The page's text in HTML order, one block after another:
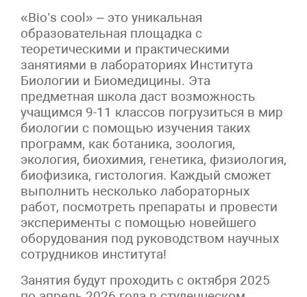
«Bio’s cool» – это уникальная
образовательная площадка с
теоретическими и практическими
занятиями в лабораториях Института
Биологии и Биомедицины. Эта
предметная школа даст возможность
учащимся 9-11 классов погрузиться в мир
биологии с помощью изучения таких
программ, как ботаника, зоология,
экология, биохимия, генетика, физиология,
биофизика, гистология. Каждый сможет
выполнить несколько лабораторных
работ, посмотреть препараты и провести
эксперименты с помощью новейшего
оборудования под руководством научных
сотрудников института!
Занятия будут проходить с октября 2025